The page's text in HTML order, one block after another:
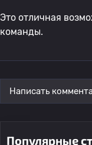
Это отличная
команды.
Написать
Популярные